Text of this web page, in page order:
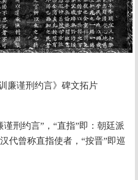
廉谨刑约言》碑文拓片
刑约言”，“直指”即：朝廷派
代曾称直指使者，“按晋”即巡